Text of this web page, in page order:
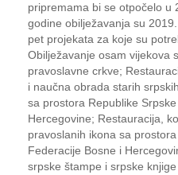
pripremama bi se otpočelo u
godine obilježavanja su
pet projekata za koje su
Obilježavanje osam vijekova
pravoslavne crkve;
i naučna obrada starih
sa prostora Republike
Hercegovine; Restauracija,
pravoslanih ikona sa
Federacije Bosne i
srpske štampe i srpske